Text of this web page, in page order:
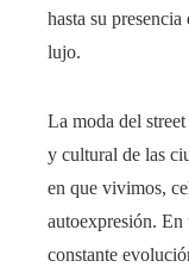
hasta su
lujo.
La moda del
y cultural de las
en que vivimos,
autoexpresión. En
constante